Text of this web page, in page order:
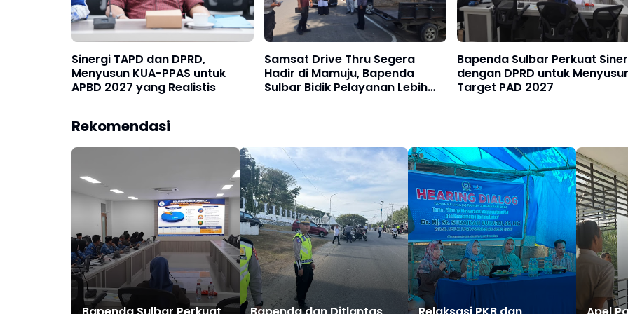
Sinergi TAPD dan DPRD,
Menyusun KUA-PPAS untuk
APBD 2027 yang Realistis
Samsat Drive Thru Segera
Hadir di Mamuju, Bapenda
Sulbar Bidik Pelayanan Lebih
Bapenda Sulbar Perkuat
dengan DPRD untuk
Target PAD 2027
Rekomendasi